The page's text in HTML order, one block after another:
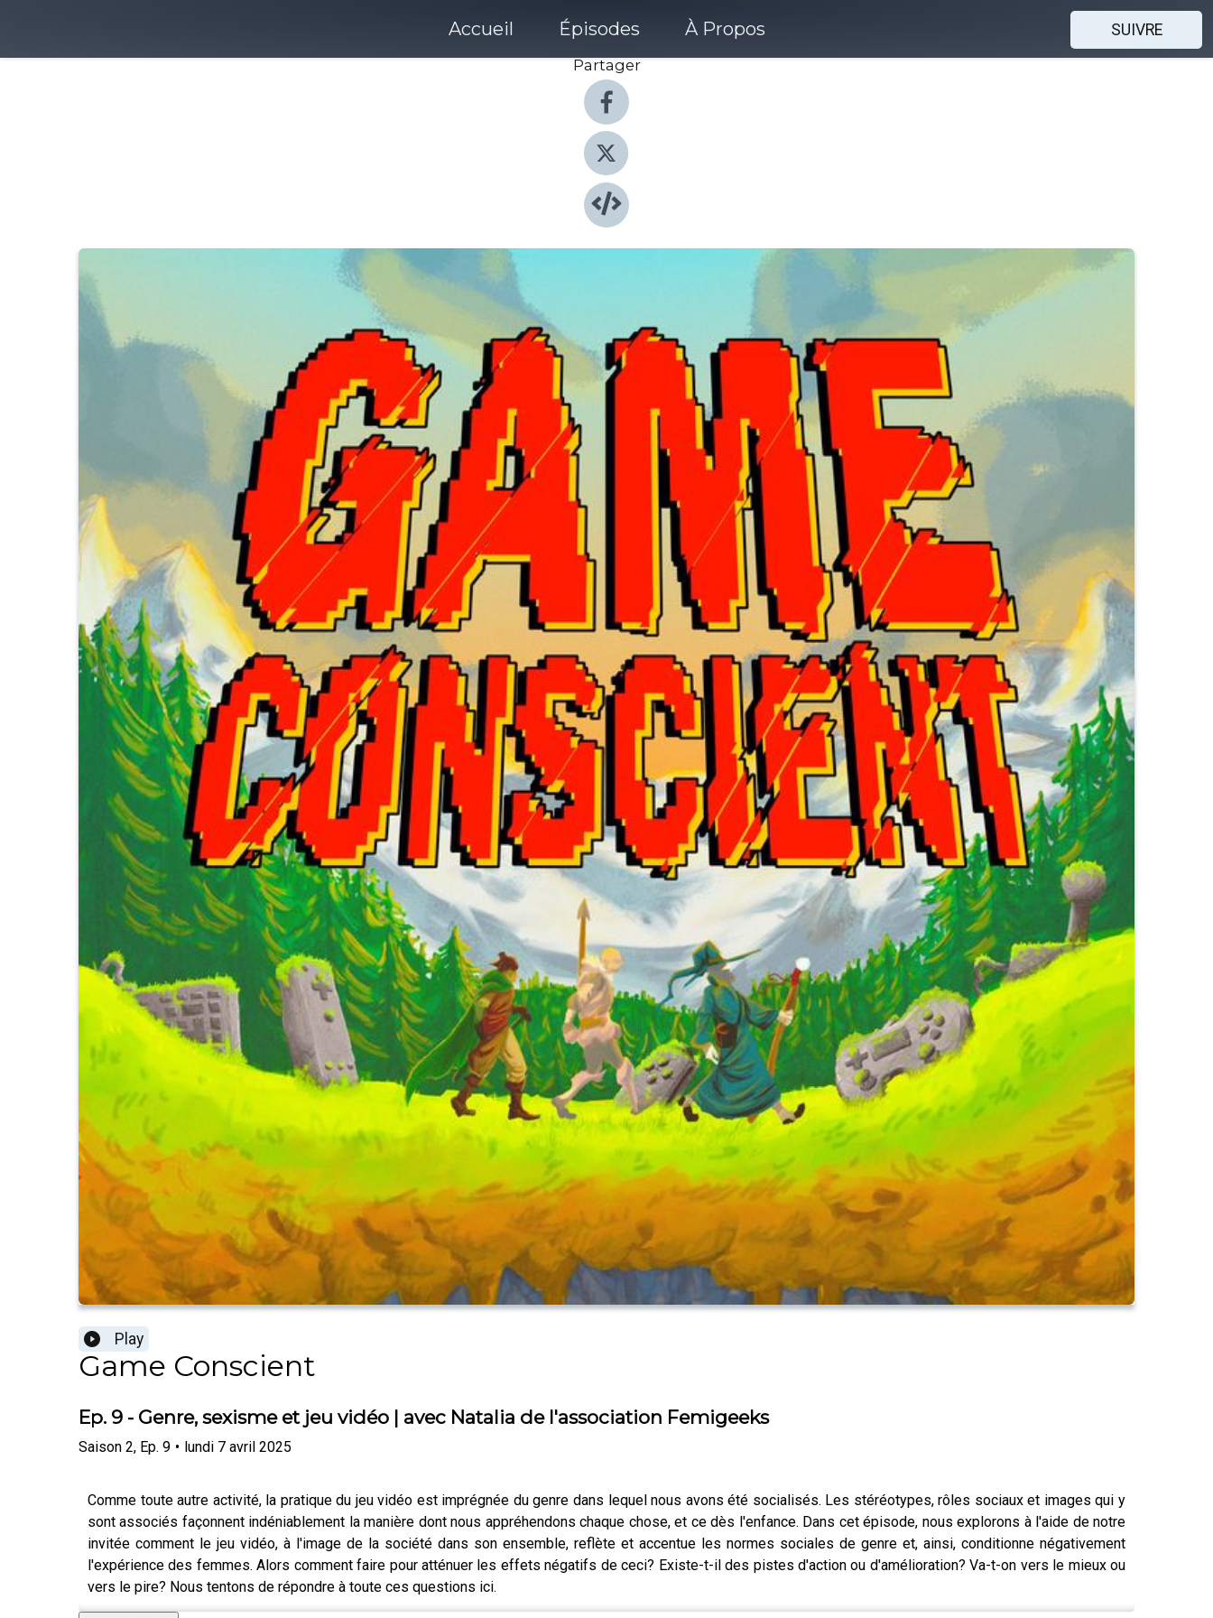
Accueil Épisodes À Propos
SUIVRE
Partager
Play
Game Conscient
Ep. 9 - Genre, sexisme et jeu vidéo | avec Natalia de l'association Femigeeks
Saison 2, Ep. 9 • lundi 7 avril 2025
Comme toute autre activité, la pratique du jeu vidéo est imprégnée du genre dans lequel nous avons été socialisés. Les stéréotypes, rôles sociaux et images qui y
sont associés façonnent indéniablement la manière dont nous appréhendons chaque chose, et ce dès l'enfance. Dans cet épisode, nous explorons à l'aide de notre
invitée comment le jeu vidéo, à l'image de la société dans son ensemble, reflète et accentue les normes sociales de genre et, ainsi, conditionne négativement
l'expérience des femmes. Alors comment faire pour atténuer les effets négatifs de ceci? Existe-t-il des pistes d'action ou d'amélioration? Va-t-on vers le mieux ou
vers le pire? Nous tentons de répondre à toute ces questions ici.